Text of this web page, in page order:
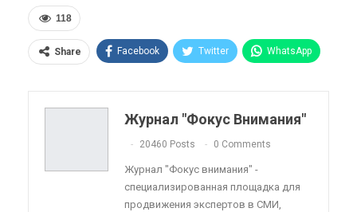
118
Share Facebook Twitter WhatsApp
Telegram VK Viber
Linkedin Tumblr
Журнал "Фокус Внимания"
20460 Posts 0 Comments
Журнал "Фокус внимания" -
специализированная площадка для
продвижения экспертов в СМИ,